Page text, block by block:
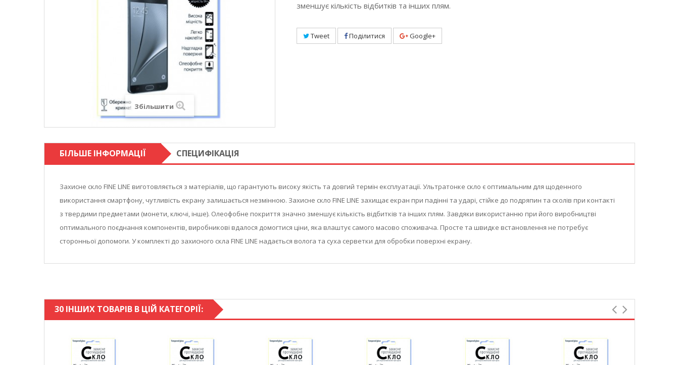
Збільшити
зменшує кількість відбитків та інших плям.
Tweet Поділитися Google+
БІЛЬШЕ ІНФОРМАЦІЇ СПЕЦИФІКАЦІЯ
Захисне скло FINE LINE виготовляється з матеріалів, що гарантують високу якість та довгий термін експлуатації. Ультратонке скло є оптимальним для щоденного
використання смартфону, чутливість екрану залишається незмінною. Захисне скло FINE LINE захищає екран при падінні та ударі, стійке до подряпин та сколів при контакті
з твердими предметами (монети, ключі, інше). Олеофобне покриття значно зменшує кількість відбитків та інших плям. Завдяки використанню при його виробництві
оптимального поєднання компонентів, виробникові вдалося домогтися ціни, яка влаштує самого масово споживача. Просте та швидке встановлення не потребує
сторонньої допомоги. У комплекті до захисного скла FINE LINE надається волога та суха серветки для обробки поверхні екрану.
30 ІНШИХ ТОВАРІВ В ЦІЙ КАТЕГОРІЇ: